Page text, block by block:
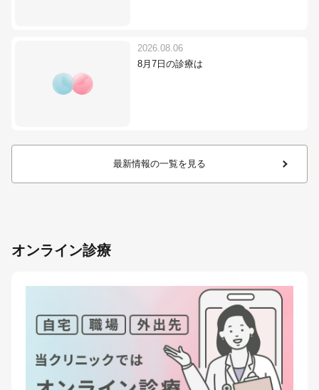
2026.08.06
8月7日の診療は
最新情報の一覧を見る
オンライン診療